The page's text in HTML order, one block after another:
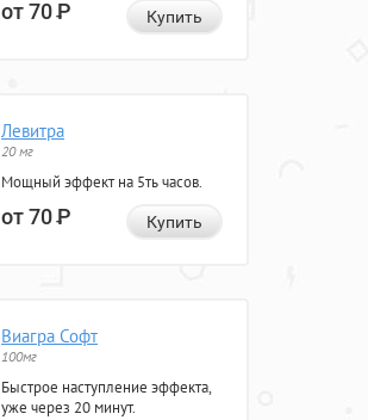
от 70Р Купить
Левитра
20 мг
Мощный эффект на 5ть часов.
от 70Р Купить
Виагра Софт
100мг
Быстрое наступление эффекта,
уже через 20 минут.